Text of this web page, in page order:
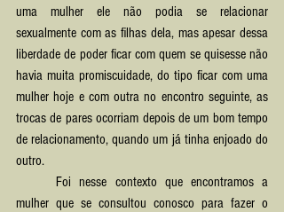
uma mulher ele não podia se relacionar
sexualmente com as filhas dela, mas apesar dessa
liberdade de poder ficar com quem se quisesse não
havia muita promiscuidade, do tipo ficar com uma
mulher hoje e com outra no encontro seguinte, as
trocas de pares ocorriam depois de um bom tempo
de relacionamento, quando um já tinha enjoado do
outro.
	Foi nesse contexto que encontramos a
mulher que se consultou conosco para fazer o